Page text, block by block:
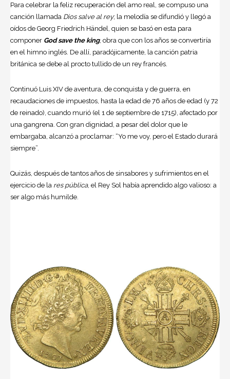
Para celebrar la feliz recuperación del amo real, se compuso una
canción llamada Dios salve al rey; la melodía se difundió y llegó a
oídos de Georg Friedrich Händel
, quien se basó en esta para
componer God save the king, obra que con los años se convertiría
en el himno inglés. De allí, paradójicamente, la canción patria
británica se debe al procto tullido de un rey francés.
Continuó Luis XIV de aventura, de conquista y de guerra, en
recaudaciones de impuestos, hasta la edad de 76 años de edad (y 72
de reinado), cuando murió (el 1 de septiembre de 1715), afectado por
una gangrena. Con gran dignidad, a pesar del dolor que le
embargaba, alcanzó a proclamar: “Yo me voy, pero el Estado durará
siempre”.
Quizás, después de tantos años de sinsabores y sufrimientos en el
ejercicio de la res pública, el Rey Sol había aprendido algo valioso: a
ser algo más humilde.